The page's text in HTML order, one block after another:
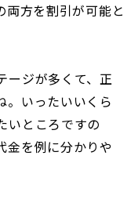
方を割引が可能と
ージが多くて、正
。いったいいくら
いところですの
金を例に分かりや